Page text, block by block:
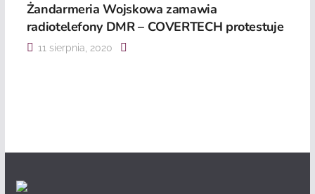
Żandarmeria Wojskowa zamawia
radiotelefony DMR – COVERTECH protestuje
11 sierpnia, 2020